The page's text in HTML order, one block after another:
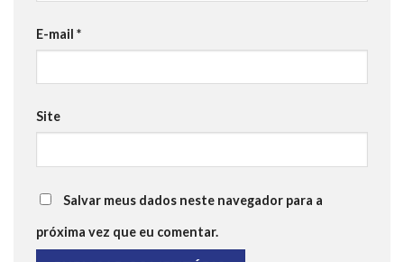
E-mail *
Site
Salvar meus dados neste navegador para a
próxima vez que eu comentar.